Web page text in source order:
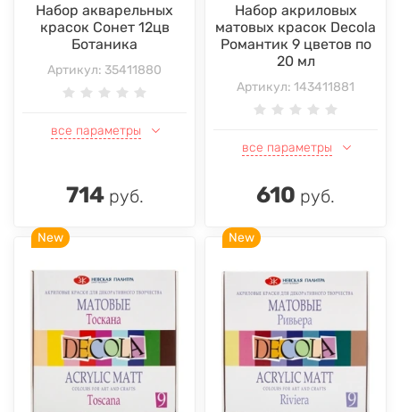
Набор акварельных
красок Сонет 12цв
Ботаника
Артикул: 35411880
все параметры
714руб.
Набор акриловых
матовых красок Decola
Романтик 9 цветов по
20 мл
Артикул: 143411881
все параметры
610 руб.
New New